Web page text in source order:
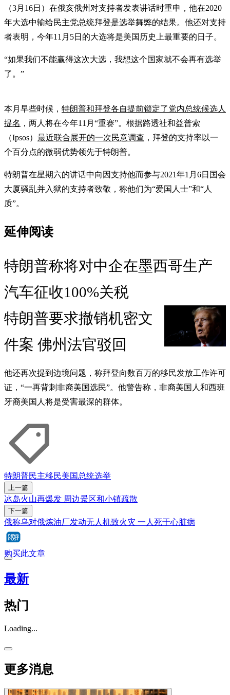
（3月16日）在俄亥俄州对支持者发表讲话时重申，他在2020
年大选中输给民主党总统拜登是选举舞弊的结果。他还对支持
者表明，今年11月5日的大选将是美国历史上最重要的日子。
“如果我们不能赢得这次大选，我想这个国家就不会再有选举
了。”
本月早些时候， 特朗普和拜登各自提前锁定了党内总统候选人
提名 ，两人将在今年11月“重赛”。根据路透社和益普索
（Ipsos） 最近联合展开的一次民意调查 ，拜登的支持率以一
个百分点的微弱优势领先于特朗普。
特朗普在星期六的讲话中向因支持他而参与2021年1月6日国会
大厦骚乱并入狱的支持者致敬，称他们为“爱国人士”和“人
质”。
延伸阅读
特朗普称将对中企在墨西哥生产
汽车征收100%关税
特朗普要求撤销机密文
件案 佛州法官驳回
他还再次提到边境问题，称拜登向数百万的移民发放工作许可
证，“一再背刺非裔美国选民”。他警告称，非裔美国人和西班
牙裔美国人将是受害最深的群体。
特朗普民主移民美国总统选举
上一篇
冰岛火山再爆发 周边景区和小镇疏散
下一篇
俄称乌对俄炼油厂发动无人机致火灾 一人死于心脏病
购买此文章
最新
热门
Loading...
更多消息